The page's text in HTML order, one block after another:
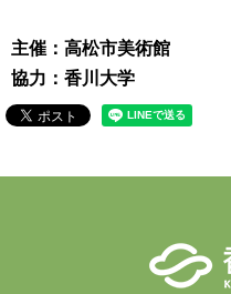
主催：高松市美術館
協力：香川大学